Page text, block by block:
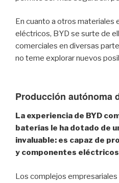
En cuanto a otros materiales
eléctricos, BYD se surte de
comerciales en diversas
no teme explorar nuevos
Producción autónoma
La experiencia de BYD
baterías le ha dotado de
invaluable: es capaz de
y componentes
Los complejos empresariales